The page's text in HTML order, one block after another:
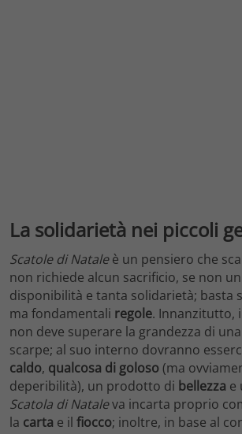
La solidarietà nei piccoli
Scatole di Nataleè un pensiero che
non richiede alcun sacrificio, se non un
disponibilità e tanta solidarietà; basta
ma fondamentali regole. Innanzitutto,
non deve superare la grandezza di
scarpe; al suo interno dovranno
caldo, qualcosa di goloso(ma
deperibilità), un prodotto di bellezza e
Scatola di Nataleva incarta proprio
la carta e il fiocco; inoltre, in base al